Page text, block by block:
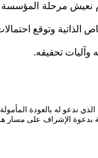
مرحلة
الذاتية وتوقع
وآليات تحقيقه.
ندعو له بالعودة
الإشراف على مسار